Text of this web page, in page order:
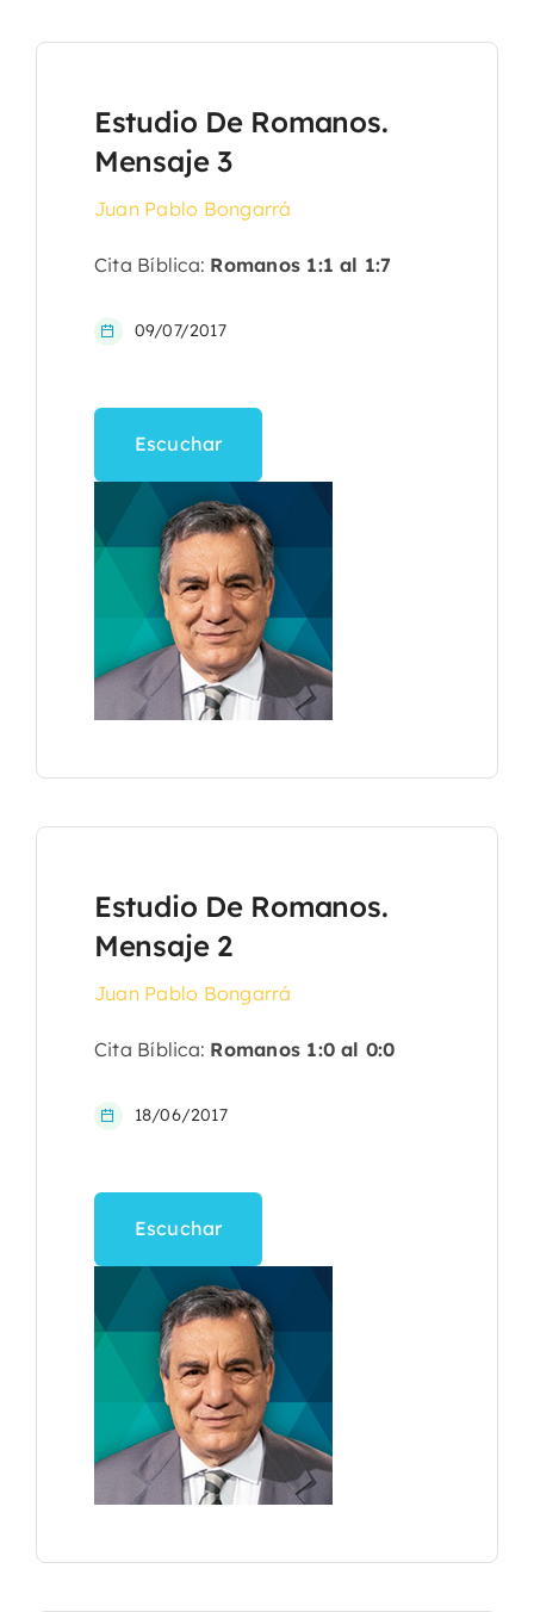
Estudio De Romanos.
Mensaje 3
Juan Pablo Bongarrá
Cita Bíblica: Romanos 1:1 al 1:7
09/07/2017
Escuchar
Estudio De Romanos.
Mensaje 2
Juan Pablo Bongarrá
Cita Bíblica: Romanos 1:0 al 0:0
18/06/2017
Escuchar